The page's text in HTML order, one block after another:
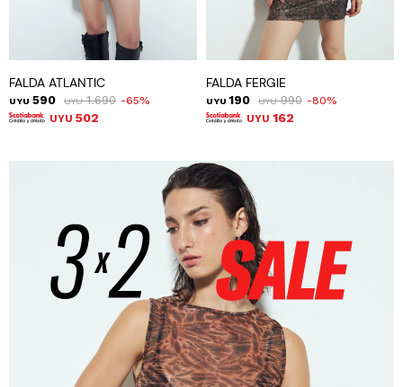
FALDA ATLANTIC
UYU 590 UYU 1.690 65
UYU 502
FALDA FERGIE
UYU 190 UYU 990 80
UYU 162